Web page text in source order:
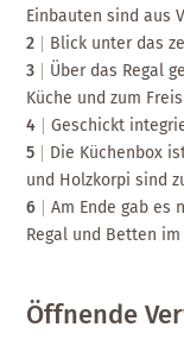
Einbauten sind aus
2
Blick unter das
3
Über das Regal
Küche und zum
4
Geschickt
5
Die Küchenbox
und Holzkorpi sind
6
Am Ende gab es
Regal und Betten
Öffnende